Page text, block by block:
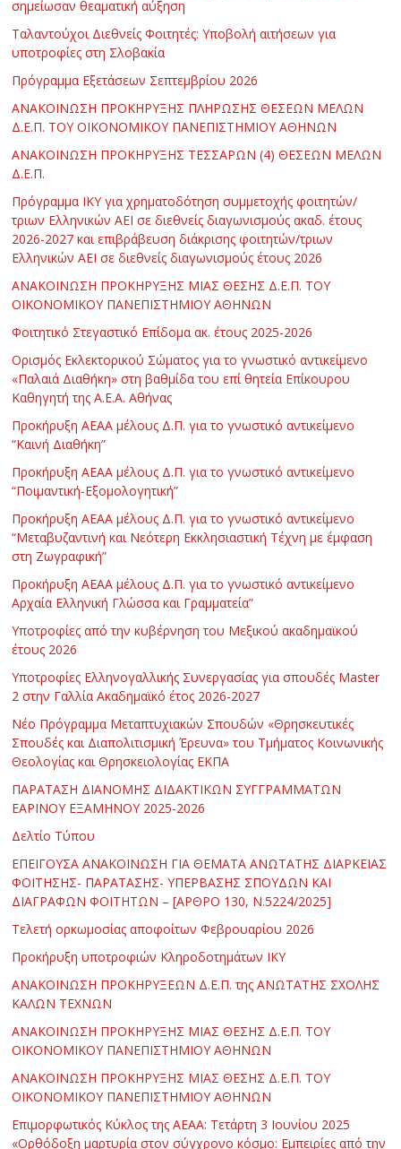
σημείωσαν θεαματική αύξηση
Ταλαντούχοι Διεθνείς Φοιτητές: Υποβολή αιτήσεων για
υποτροφίες στη Σλοβακία
Πρόγραμμα Εξετάσεων Σεπτεμβρίου 2026
ΑΝΑΚΟΙΝΩΣΗ ΠΡΟΚΗΡΥΞΗΣ ΠΛΗΡΩΣΗΣ ΘΕΣΕΩΝ ΜΕΛΩΝ
Δ.Ε.Π. ΤΟΥ ΟΙΚΟΝΟΜΙΚΟΥ ΠΑΝΕΠΙΣΤΗΜΙΟΥ ΑΘΗΝΩΝ
ΑΝΑΚΟΙΝΩΣΗ ΠΡΟΚΗΡΥΞΗΣ ΤΕΣΣΑΡΩΝ (4) ΘΕΣΕΩΝ ΜΕΛΩΝ
Δ.Ε.Π.
Πρόγραμμα ΙΚΥ για χρηματοδότηση συμμετοχής φοιτητών/
τριων Ελληνικών ΑΕΙ σε διεθνείς διαγωνισμούς ακαδ. έτους
2026-2027 και επιβράβευση διάκρισης φοιτητών/τριων
Ελληνικών ΑΕΙ σε διεθνείς διαγωνισμούς έτους 2026
ΑΝΑΚΟΙΝΩΣΗ ΠΡΟΚΗΡΥΞΗΣ ΜΙΑΣ ΘΕΣΗΣ Δ.Ε.Π. ΤΟΥ
ΟΙΚΟΝΟΜΙΚΟΥ ΠΑΝΕΠΙΣΤΗΜΙΟΥ ΑΘΗΝΩΝ
Φοιτητικό Στεγαστικό Επίδομα ακ. έτους 2025-2026
Ορισμός Εκλεκτορικού Σώματος για το γνωστικό αντικείμενο
«Παλαιά Διαθήκη» στη βαθμίδα του επί θητεία Επίκουρου
Καθηγητή της Α.Ε.Α. Αθήνας
Προκήρυξη ΑΕΑΑ μέλους Δ.Π. για το γνωστικό αντικείμενο
“Καινή Διαθήκη”
Προκήρυξη ΑΕΑΑ μέλους Δ.Π. για το γνωστικό αντικείμενο
“Ποιμαντική-Εξομολογητική”
Προκήρυξη ΑΕΑΑ μέλους Δ.Π. για το γνωστικό αντικείμενο
“Μεταβυζαντινή και Νεότερη Εκκλησιαστική Τέχνη με έμφαση
στη Ζωγραφική”
Προκήρυξη ΑΕΑΑ μέλους Δ.Π. για το γνωστικό αντικείμενο
Αρχαία Ελληνική Γλώσσα και Γραμματεία”
Υποτροφίες από την κυβέρνηση του Μεξικού ακαδημαϊκού
έτους 2026
Υποτροφίες Ελληνογαλλικής Συνεργασίας για σπουδές Master
2 στην Γαλλία Ακαδημαϊκό έτος 2026-2027
Νέο Πρόγραμμα Μεταπτυχιακών Σπουδών «Θρησκευτικές
Σπουδές και Διαπολιτισμική Έρευνα» του Τμήματος Κοινωνικής
Θεολογίας και Θρησκειολογίας ΕΚΠΑ
ΠΑΡΑΤΑΣΗ ΔΙΑΝΟΜΗΣ ΔΙΔΑΚΤΙΚΩΝ ΣΥΓΓΡΑΜΜΑΤΩΝ
ΕΑΡΙΝΟΥ ΕΞΑΜΗΝΟΥ 2025-2026
Δελτίο Τύπου
ΕΠΕΙΓΟΥΣΑ ΑΝΑΚΟΙΝΩΣΗ ΓΙΑ ΘΕΜΑΤΑ ΑΝΩΤΑΤΗΣ ΔΙΑΡΚΕΙΑΣ
ΦΟΙΤΗΣΗΣ- ΠΑΡΑΤΑΣΗΣ- ΥΠΕΡΒΑΣΗΣ ΣΠΟΥΔΩΝ ΚΑΙ
ΔΙΑΓΡΑΦΩΝ ΦΟΙΤΗΤΩΝ – [ΑΡΘΡΟ 130, Ν.5224/2025]
Τελετή ορκωμοσίας αποφοίτων Φεβρουαρίου 2026
Προκήρυξη υποτροφιών Κληροδοτημάτων ΙΚΥ
ΑΝΑΚΟΙΝΩΣΗ ΠΡΟΚΗΡΥΞΕΩΝ Δ.Ε.Π. της ΑΝΩΤΑΤΗΣ ΣΧΟΛΗΣ
ΚΑΛΩΝ ΤΕΧΝΩΝ
ΑΝΑΚΟΙΝΩΣΗ ΠΡΟΚΗΡΥΞΗΣ ΜΙΑΣ ΘΕΣΗΣ Δ.Ε.Π. ΤΟΥ
ΟΙΚΟΝΟΜΙΚΟΥ ΠΑΝΕΠΙΣΤΗΜΙΟΥ ΑΘΗΝΩΝ
ΑΝΑΚΟΙΝΩΣΗ ΠΡΟΚΗΡΥΞΗΣ ΜΙΑΣ ΘΕΣΗΣ Δ.Ε.Π. ΤΟΥ
ΟΙΚΟΝΟΜΙΚΟΥ ΠΑΝΕΠΙΣΤΗΜΙΟΥ ΑΘΗΝΩΝ
Επιμορφωτικός Κύκλος της ΑΕΑΑ: Τετάρτη 3 Ιουνίου 2025
«Ορθόδοξη μαρτυρία στον σύγχρονο κόσμο: Εμπειρίες από την